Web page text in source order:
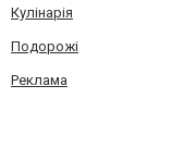
Кулінарія
Подорожі
Реклама